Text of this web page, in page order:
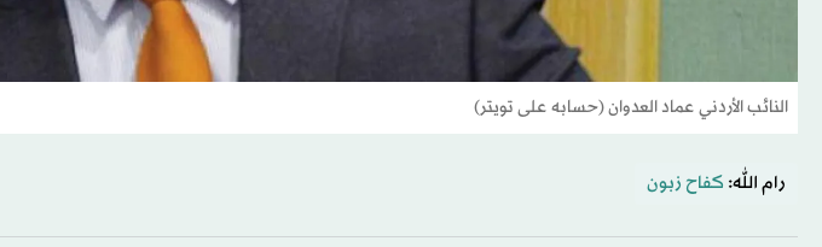
النائب الأردني عماد العدوان (حسابه على تويتر)
رام الله: كفاح زبون